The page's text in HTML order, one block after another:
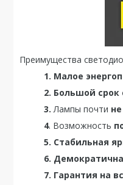
Преимущества
1. Малое
2. Большой
3.Лампы почти
4. Возможность
5. Стабильная
6.
7. Гарантия на